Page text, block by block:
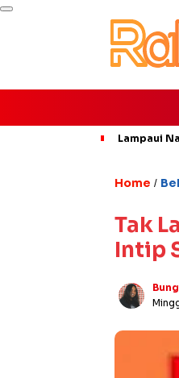
Lampaui
Home /
Tak
Intip